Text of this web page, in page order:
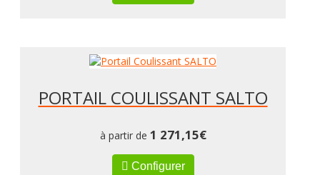
PORTAIL COULISSANT SALTO
à partir de 1 271,15€
Configurer